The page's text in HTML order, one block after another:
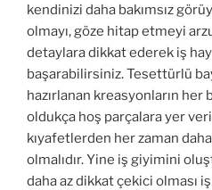
kendinizi daha bakımsız
olmayı, göze hitap etmeyi
detaylara dikkat ederek iş
başarabilirsiniz. Tesettürlü
hazırlanan kreasyonların her
oldukça hoş parçalara yer
kıyafetlerden her zaman daha
olmalıdır. Yine iş giyimini
daha az dikkat çekici olması